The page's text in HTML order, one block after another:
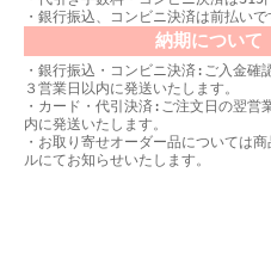
・銀行振込、コンビニ決済は前払いで
納期について
・銀行振込・コンビニ決済:ご入金確
３営業日以内に発送いたします。
・カード・代引決済:ご注文日の翌営
内に発送いたします。
・お取り寄せオーダー品については
ルにてお知らせいたします。